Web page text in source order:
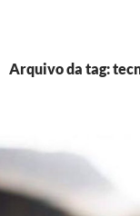
Arquivo da tag: